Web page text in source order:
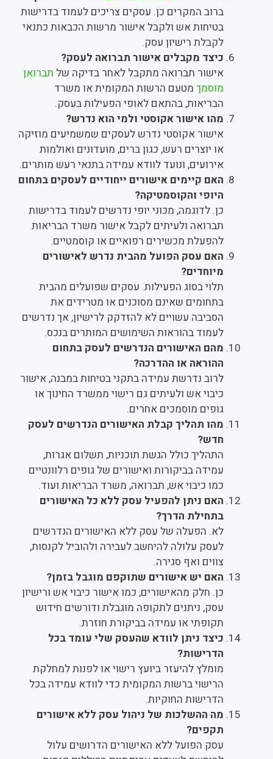
ברוב המקרים כן. עסקים צריכים לעמוד בדרישות
בטיחות אש ולקבל אישור מרשות הכבאות כתנאי
לקבלת רישיון עסק.
כיצד מקבלים אישור תברואה לעסק?
אישור תברואה מתקבל לאחר בדיקה של תברואן
מוסמך מטעם הרשות המקומית או משרד
הבריאות, בהתאם לאופי הפעילות בעסק.
מהו אישור אקוסטי ולמי הוא נדרש?
אישור אקוסטי נדרש לעסקים שמשמיעים מוזיקה
או יוצרים רעש, כגון ברים, מועדונים ואולמות
אירועים, ונועד לוודא עמידה בתנאי רעש מותרים.
האם קיימים אישורים ייחודיים לעסקים בתחום
היופי והקוסמטיקה?
כן. לדוגמה, מכוני יופי נדרשים לעמוד בדרישות
תברואה ולעיתים לקבל אישור משרד הבריאות
להפעלת מכשירים רפואיים או קוסמטיים.
האם עסק הפועל מהבית נדרש לאישורים
מיוחדים?
תלוי בסוג הפעילות. עסקים שפועלים מהבית
בתחומים שאינם מסוכנים או מטרידים את
הסביבה עשויים לא להזדקק לרישיון, אך נדרשים
לעמוד בהוראות השימושים המותרים בנכס.
מהם האישורים הנדרשים לעסק בתחום
ההוראה או ההדרכה?
לרוב נדרשת עמידה בתקני בטיחות במבנה, אישור
כיבוי אש ולעיתים גם רישוי ממשרד החינוך או
גופים מוסמכים אחרים.
מהו תהליך קבלת האישורים הנדרשים לעסק
חדש?
התהליך כולל הגשת תוכניות, תשלום אגרות,
עמידה בביקורות ואישורים של גופים רלוונטיים
כמו כיבוי אש, תברואה, משרד הבריאות ועוד.
האם ניתן להפעיל עסק ללא כל האישורים
בתחילת הדרך?
לא. הפעלה של עסק ללא האישורים הנדרשים
לעסק עלולה להיחשב לעבירה ולהוביל לקנסות,
צווים ואף סגירה.
האם יש אישורים שתוקפם מוגבל בזמן?
כן. חלק מהאישורים, כמו אישור כיבוי אש ורישיון
עסק, ניתנים לתקופה מוגבלת ודורשים חידוש
תקופתי או עמידה בביקורת חוזרת.
כיצד ניתן לוודא שהעסק שלי עומד בכל
הדרישות?
מומלץ להיעזר ביועץ רישוי או לפנות למחלקת
הרישוי ברשות המקומית כדי לוודא עמידה בכל
הדרישות החוקיות.
מה ההשלכות של ניהול עסק ללא אישורים
תקפים?
עסק הפועל ללא האישורים הדרושים עלול